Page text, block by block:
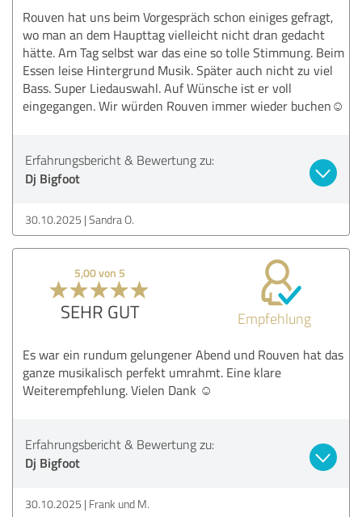
Rouven hat uns beim Vorgespräch schon einiges gefragt,
wo man an dem Haupttag vielleicht nicht dran gedacht
hätte. Am Tag selbst war das eine so tolle Stimmung. Beim
Essen leise Hintergrund Musik. Später auch nicht zu viel
Bass. Super Liedauswahl. Auf Wünsche ist er voll
eingegangen. Wir würden Rouven immer wieder buchen☺️
Erfahrungsbericht & Bewertung zu:
Dj Bigfoot
30.10.2025 Sandra O.
5,00 von 5
SEHR GUT Empfehlung
Es war ein rundum gelungener Abend und Rouven hat das
ganze musikalisch perfekt umrahmt. Eine klare
Weiterempfehlung. Vielen Dank ☺️
Erfahrungsbericht & Bewertung zu:
Dj Bigfoot
30.10.2025 Frank und M.